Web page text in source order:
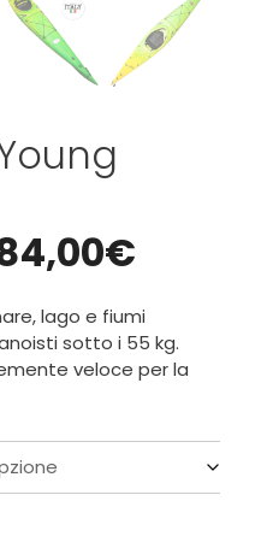
€
lago e fiumi
sotto i 55 kg.
veloce per la